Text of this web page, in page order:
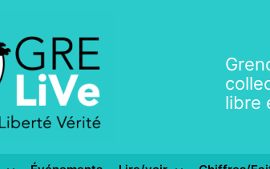
libre